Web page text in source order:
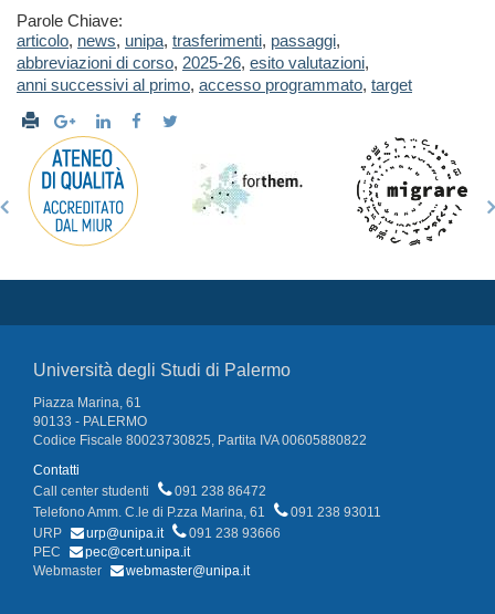
Parole Chiave:
articolo, news, unipa, trasferimenti, passaggi,
abbreviazioni di corso, 2025-26, esito valutazioni,
anni successivi al primo, accesso programmato, target
Università degli Studi di Palermo
Piazza Marina, 61
90133 - PALERMO
Codice Fiscale 80023730825, Partita IVA 00605880822
Contatti
Call center studenti
091 238 86472
Telefono Amm. C.le di P.zza Marina, 61
091 238 93011
URP
urp@unipa.it
091 238 93666
PEC
pec@cert.unipa.it
Webmaster
webmaster@unipa.it